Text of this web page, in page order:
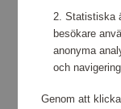
Statistiska
besökare
anonyma
och
Genom att